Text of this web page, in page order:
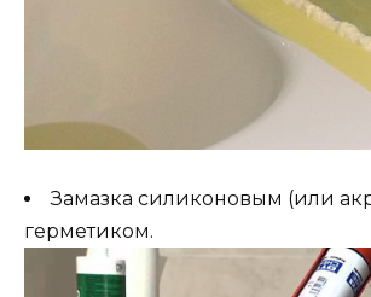
Замазка силиконовым (или
герметиком.